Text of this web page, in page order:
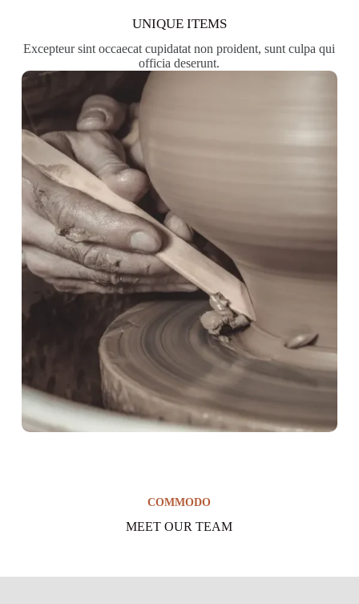
UNIQUE ITEMS
Excepteur sint occaecat cupidatat non proident, sunt culpa qui
officia deserunt.
COMMODO
MEET OUR TEAM